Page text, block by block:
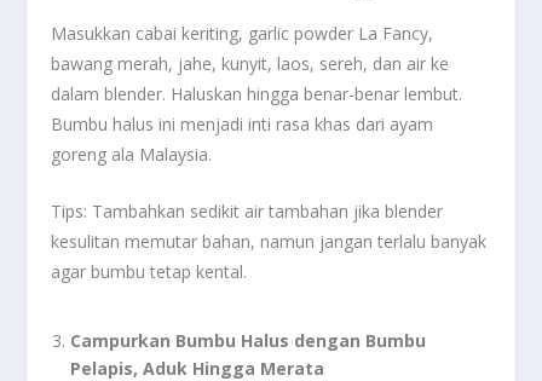
Masukkan cabai keriting, garlic powder La Fancy,
bawang merah, jahe, kunyit, laos, sereh, dan air ke
dalam blender. Haluskan hingga benar-benar lembut.
Bumbu halus ini menjadi inti rasa khas dari ayam
goreng ala Malaysia.
Tips: Tambahkan sedikit air tambahan jika blender
kesulitan memutar bahan, namun jangan terlalu banyak
agar bumbu tetap kental.
Campurkan Bumbu Halus dengan Bumbu
Pelapis, Aduk Hingga Merata